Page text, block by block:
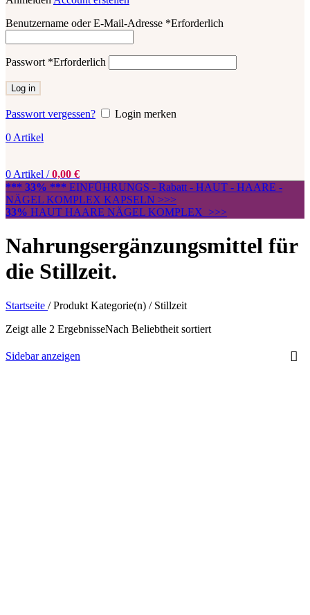
Benutzername oder E-Mail-Adresse *Erforderlich
Passwort *Erforderlich
Log in
Passwort vergessen?
Login merken
0 Artikel
0 Artikel / 0,00 €
*** 33% *** EINFÜHRUNGS - Rabatt - HAUT - HAARE -
NÄGEL KOMPLEX KAPSELN >>>
33% HAUT HAARE NÄGEL KOMPLEX >>>
Nahrungsergänzungsmittel für
die Stillzeit.
Startseite / Produkt Kategorie(n) / Stillzeit
Zeigt alle 2 ErgebnisseNach Beliebtheit sortiert
Sidebar anzeigen